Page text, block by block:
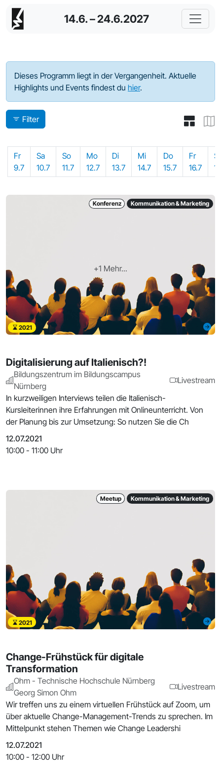
14.6. – 24.6.2027
Programm - 2021
Dieses Programm liegt in der Vergangenheit. Aktuelle
Highlights und Events findest du hier.
Filter
Fr
9.7
Sa
10.7
So
11.7
Mo
12.7
Di
13.7
Mi
14.7
Do
15.7
Fr
16.7
+1 Mehr...
Konferenz Kommunikation & Marketing
2021
Digitalisierung auf Italienisch?!
Bildungszentrum im Bildungscampus
Nürnberg
Livestream
In kurzweiligen Interviews teilen die Italienisch-
Kursleiterinnen ihre Erfahrungen mit Onlineunterricht. Von
der Planung bis zur Umsetzung: So nutzen Sie die Ch
12.07.2021
10:00 - 11:00 Uhr
Meetup Kommunikation & Marketing
2021
Change-Frühstück für digitale
Transformation
Ohm - Technische Hochschule Nürnberg
Georg Simon Ohm
Livestream
Wir treffen uns zu einem virtuellen Frühstück auf Zoom, um
über aktuelle Change-Management-Trends zu sprechen. Im
Mittelpunkt stehen Themen wie Change Leadershi
12.07.2021
10:00 - 12:00 Uhr